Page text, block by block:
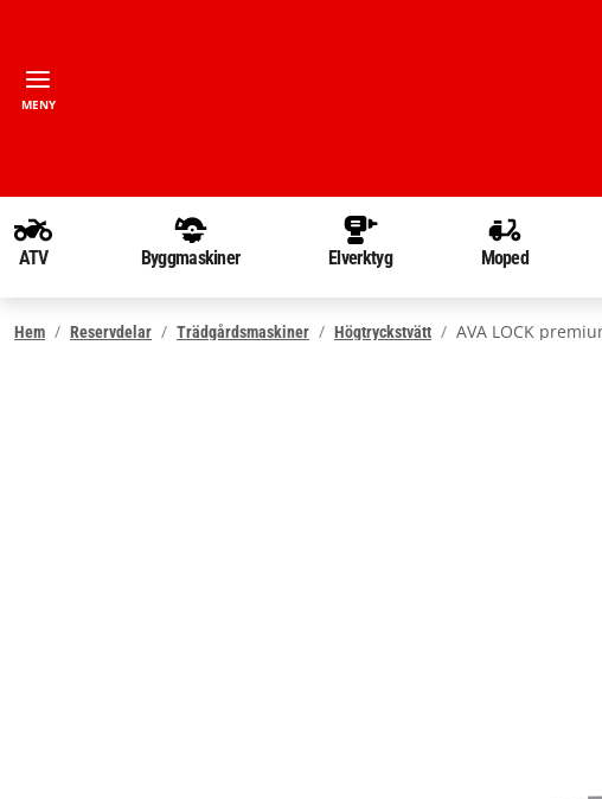
MENY
ATV Byggmaskiner Elverktyg Moped
Hem Reservdelar Trädgårdsmaskiner Högtryckstvätt AVA LOCK